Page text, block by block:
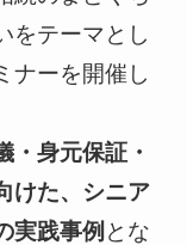
をテーマとし
ナーを開催し
・身元保証・
けた、シニア
実践事例 とな